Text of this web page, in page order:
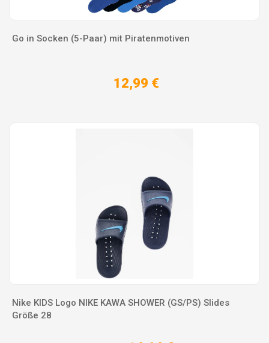
Go in Socken (5-Paar) mit Piratenmotiven
12,99 €
Nike KIDS Logo NIKE KAWA SHOWER (GS/PS) Slides
Größe 28